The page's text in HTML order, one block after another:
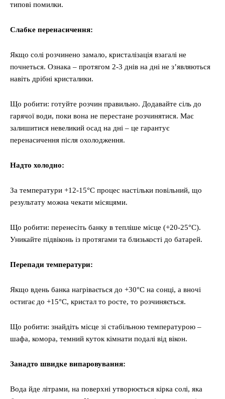
типові помилки.
Слабке перенасичення:
Якщо солі розчинено замало, кристалізація взагалі не
почнеться. Ознака – протягом 2-3 днів на дні не з’являються
навіть дрібні кристалики.
Що робити: готуйте розчин правильно. Додавайте сіль до
гарячої води, поки вона не перестане розчинятися. Має
залишитися невеликий осад на дні – це гарантує
перенасичення після охолодження.
Надто холодно:
За температури +12-15°C процес настільки повільний, що
результату можна чекати місяцями.
Що робити: перенесіть банку в тепліше місце (+20-25°C).
Уникайте підвіконь із протягами та близькості до батарей.
Перепади температури:
Якщо вдень банка нагрівається до +30°C на сонці, а вночі
остигає до +15°C, кристал то росте, то розчиняється.
Що робити: знайдіть місце зі стабільною температурою –
шафа, комора, темний куток кімнати подалі від вікон.
Занадто швидке випаровування:
Вода йде літрами, на поверхні утворюється кірка солі, яка